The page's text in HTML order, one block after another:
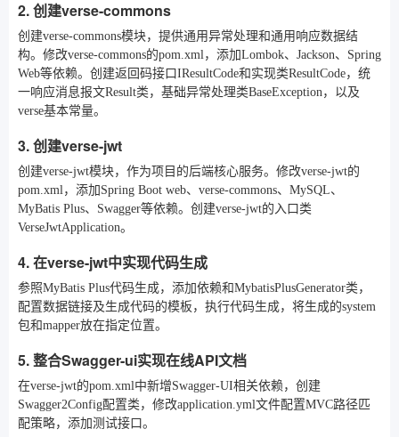
2. 创建verse-commons
创建verse-commons模块，提供通用异常处理和通用响应数据结
构。修改verse-commons的pom.xml，添加Lombok、Jackson、Spring
Web等依赖。创建返回码接口IResultCode和实现类ResultCode，统
一响应消息报文Result类，基础异常处理类BaseException，以及
verse基本常量。
3. 创建verse-jwt
创建verse-jwt模块，作为项目的后端核心服务。修改verse-jwt的
pom.xml，添加Spring Boot web、verse-commons、MySQL、
MyBatis Plus、Swagger等依赖。创建verse-jwt的入口类
VerseJwtApplication。
4. 在verse-jwt中实现代码生成
参照MyBatis Plus代码生成，添加依赖和MybatisPlusGenerator类，
配置数据链接及生成代码的模板，执行代码生成，将生成的system
包和mapper放在指定位置。
5. 整合Swagger-ui实现在线API文档
在verse-jwt的pom.xml中新增Swagger-UI相关依赖，创建
Swagger2Config配置类，修改application.yml文件配置MVC路径匹
配策略，添加测试接口。